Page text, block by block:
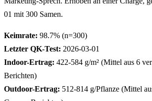
01 mit 300 Samen.
Keimrate: 98.7% (n=300)
Letzter QK-Test: 2026-03-01
Indoor-Ertrag: 422-584 g/m² (Mittel aus 6
Berichten)
Outdoor-Ertrag: 512-814 g/Pflanze (Mittel